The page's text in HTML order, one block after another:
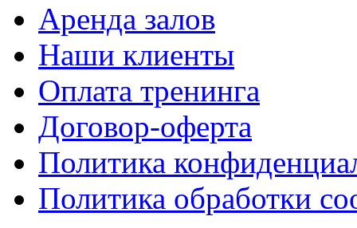
Аренда залов
Наши клиенты
Оплата тренинга
Договор-оферта
Политика
Политика обработки